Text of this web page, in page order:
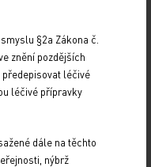
§2a Zákona č.
znění pozdějších
léčivé
léčivé přípravky
dále na těchto
nýbrž